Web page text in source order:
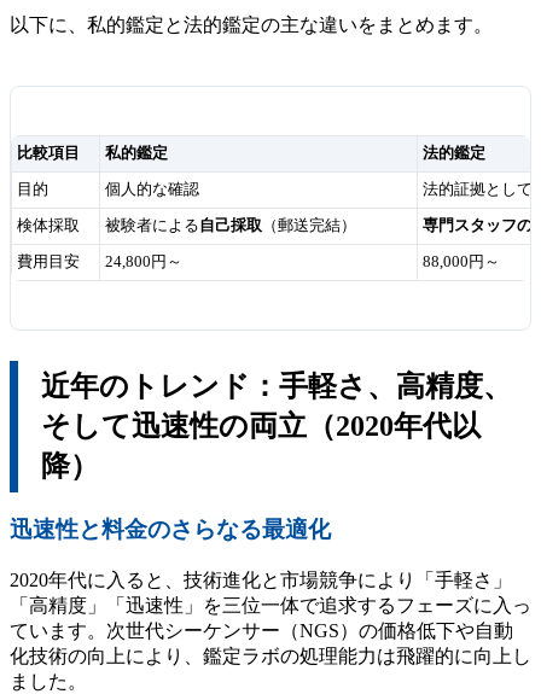
以下に、私的鑑定と法的鑑定の主な違いをまとめます。
比較項目 私的鑑定 法的鑑定
目的 個人的な確認 法的証拠として
検体採取 被験者による 自己採取 （郵送完結） 専門スタッフの
費用目安 24,800円～ 88,000円～
近年のトレンド：手軽さ、高精度、
そして迅速性の両立（2020年代以
降）
迅速性と料金のさらなる最適化
2020年代に入ると、技術進化と市場競争により「手軽さ」
「高精度」「迅速性」を三位一体で追求するフェーズに入っ
ています。次世代シーケンサー（NGS）の価格低下や自動
化技術の向上により、鑑定ラボの処理能力は飛躍的に向上し
ました。